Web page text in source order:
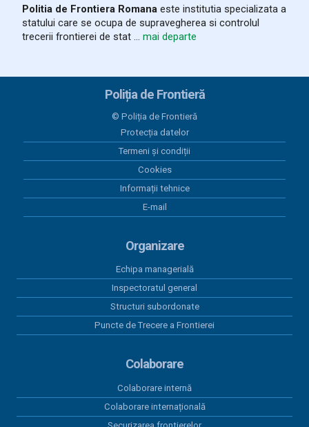
Analiza activităţilor desfăşurate de către
Inspectoratul Teritorial al Poliţiei de Frontieră
Oradea în anul 2021
09 aprilie 2021
Analiza activității I.T.P.F. Oradea pentru anul 2020
Analiza activitatii ITPF Oradea pentru anul 2019
02 martie 2018
Analiza activității I.T.P.F. Oradea pentru anul 2017
Politia de Frontiera Romana este institutia specializata a
statului care se ocupa de supravegherea si controlul
trecerii frontierei de stat ... mai departe
Poliția de Frontieră
© Poliția de Frontieră
Protecția datelor
Termeni și condiții
Cookies
Informații tehnice
E-mail
Organizare
Echipa managerială
Inspectoratul general
Structuri subordonate
Puncte de Trecere a Frontierei
Colaborare
Colaborare internă
Colaborare internațională